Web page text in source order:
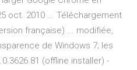
oct. 2010 ... Téléchargement
française) ... modifiée,
de Windows 7; les
(offline installer) -